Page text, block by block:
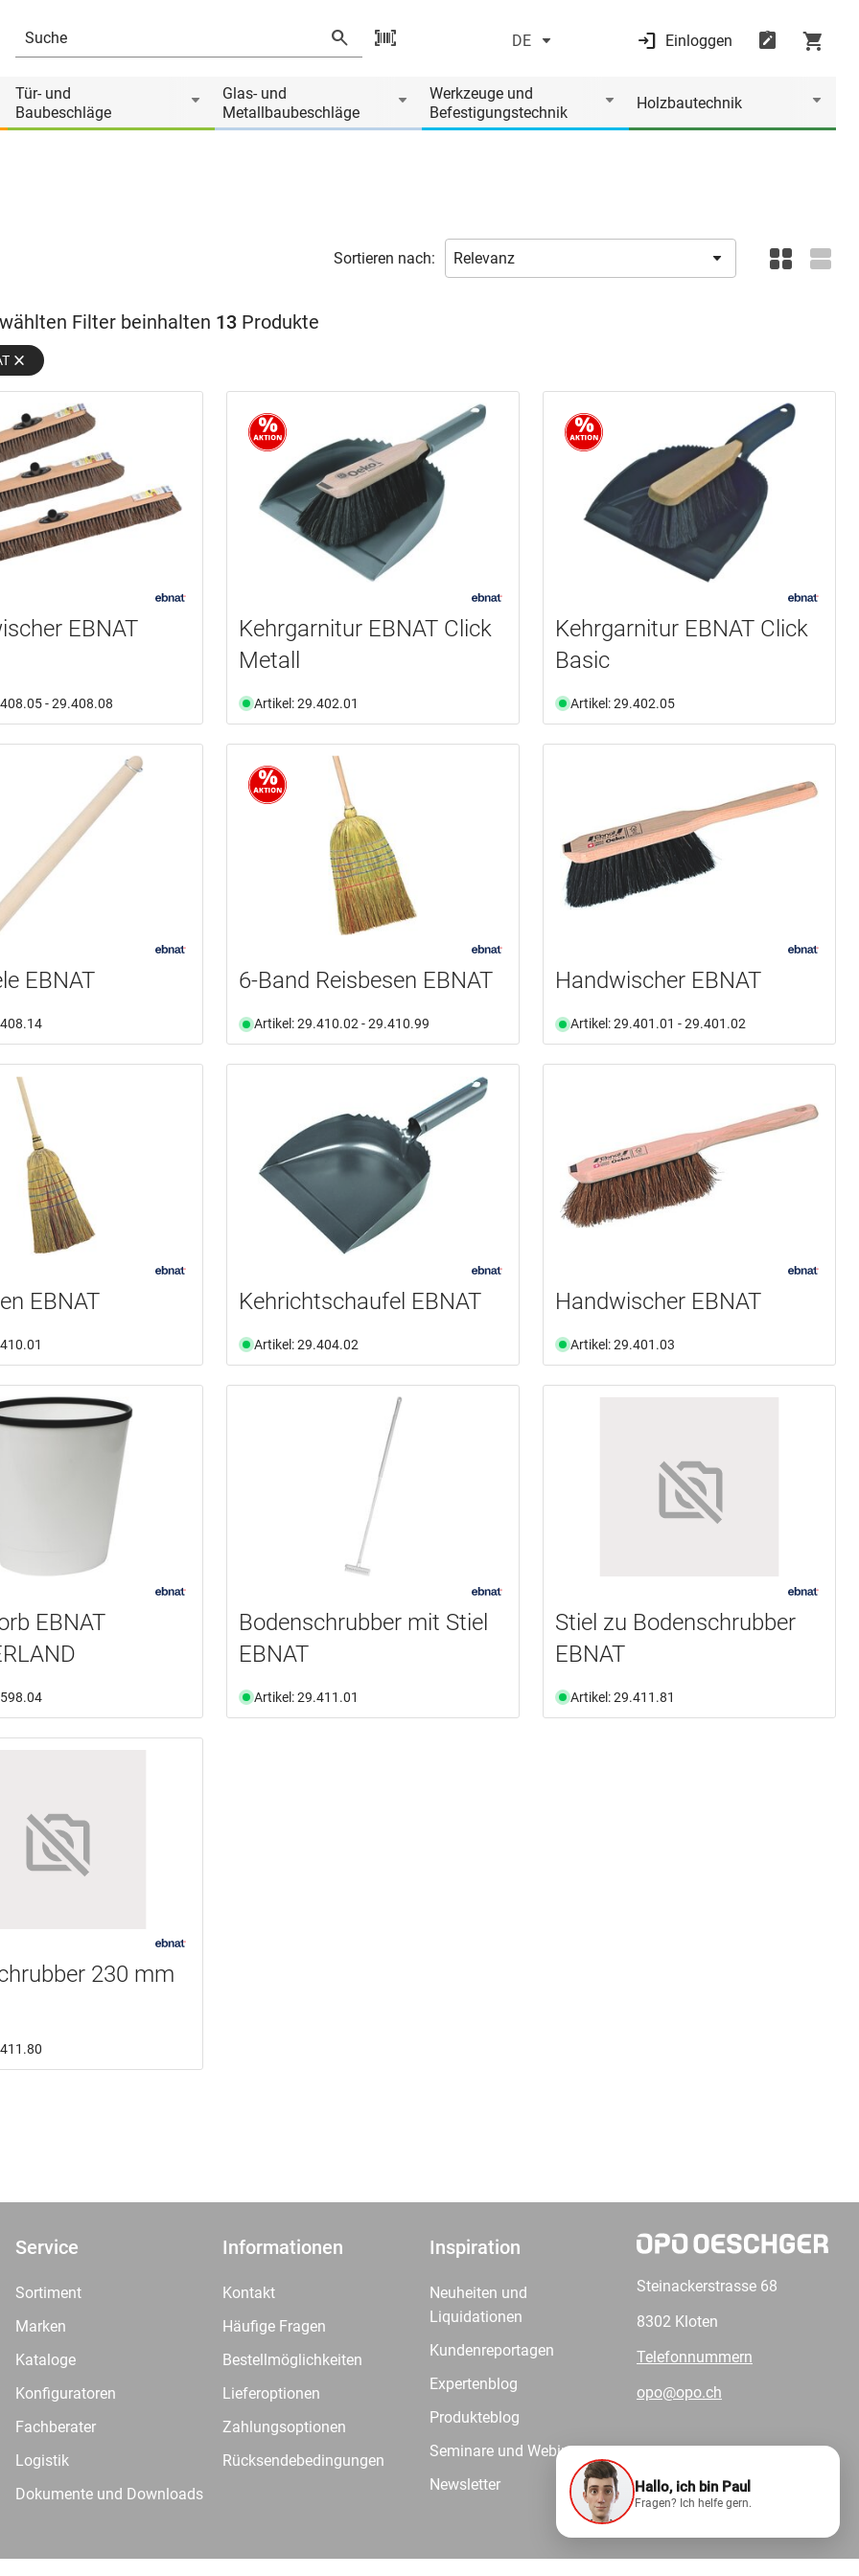
DE Einloggen
Tür- und
Baubeschläge
Glas- und
Metallbaubeschläge
Werkzeuge und
Befestigungstechnik
Holzbautechnik
Sortieren nach:
Filter beinhalten 13 Produkte
EBNAT
- 29.408.08
Kehrgarnitur EBNAT Click
Metall
Artikel: 29.402.01
Kehrgarnitur EBNAT Click
Basic
Artikel: 29.402.05
EBNAT 6-Band Reisbesen EBNAT
Artikel: 29.410.02 - 29.410.99
Handwischer EBNAT
Artikel: 29.401.01 - 29.401.02
EBNAT Kehrichtschaufel EBNAT
Artikel: 29.404.02
Handwischer EBNAT
Artikel: 29.401.03
EBNAT
Bodenschrubber mit Stiel
EBNAT
Artikel: 29.411.01
Stiel zu Bodenschrubber
EBNAT
Artikel: 29.411.81
230 mm
Service
Sortiment
Marken
Kataloge
Konfiguratoren
Fachberater
Logistik
Dokumente und Downloads
Informationen
Kontakt
Häufige Fragen
Bestellmöglichkeiten
Lieferoptionen
Zahlungsoptionen
Rücksendebedingungen
Inspiration
Neuheiten und
Liquidationen
Kundenreportagen
Expertenblog
Produkteblog
Seminare und Webinare
Newsletter
Steinackerstrasse 68
8302 Kloten
Telefonnummern
opo@opo.ch
Wir liefern.
Hallo, ich bin Paul
Fragen? Ich helfe gern.